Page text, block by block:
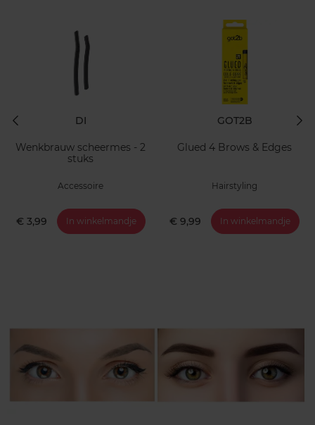
DI
Wenkbrauw scheermes - 2
stuks
Accessoire
€ 3,99 In winkelmandje
GOT2B
Glued 4 Brows & Edges
Hairstyling
€ 9,99 In winkelmandje